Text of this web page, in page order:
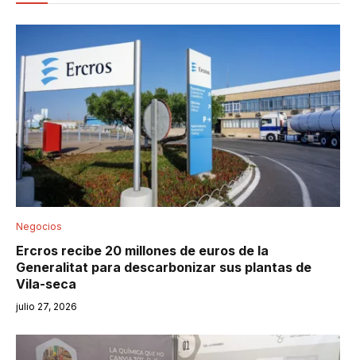
Negocios
Ercros recibe 20 millones de euros de la
Generalitat para descarbonizar sus plantas de
Vila-seca
julio 27, 2026